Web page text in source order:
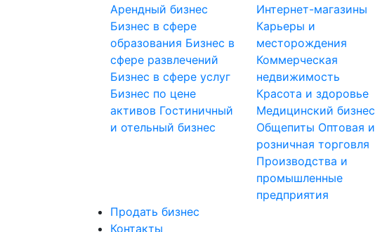
Арендный бизнес
Бизнес в сфере
образования Бизнес в
сфере развлечений
Бизнес в сфере услуг
Бизнес по цене
активов Гостиничный
и отельный бизнес
Интернет-магазины
Карьеры и
месторождения
Коммерческая
недвижимость
Красота и здоровье
Медицинский бизнес
Общепиты Оптовая и
розничная торговля
Производства и
промышленные
предприятия
Продать бизнес
Контакты